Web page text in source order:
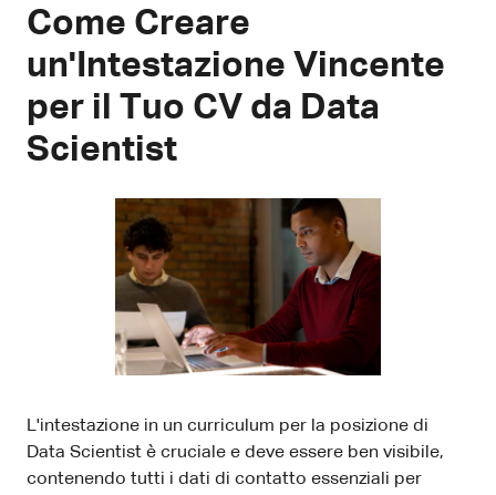
Come Creare
un'Intestazione Vincente
per il Tuo CV da Data
Scientist
L'intestazione in un curriculum per la posizione di
Data Scientist è cruciale e deve essere ben visibile,
contenendo tutti i dati di contatto essenziali per